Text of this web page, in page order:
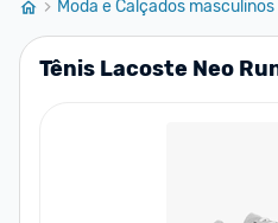
Moda e Calçados masculinos
Tênis Lacoste Neo